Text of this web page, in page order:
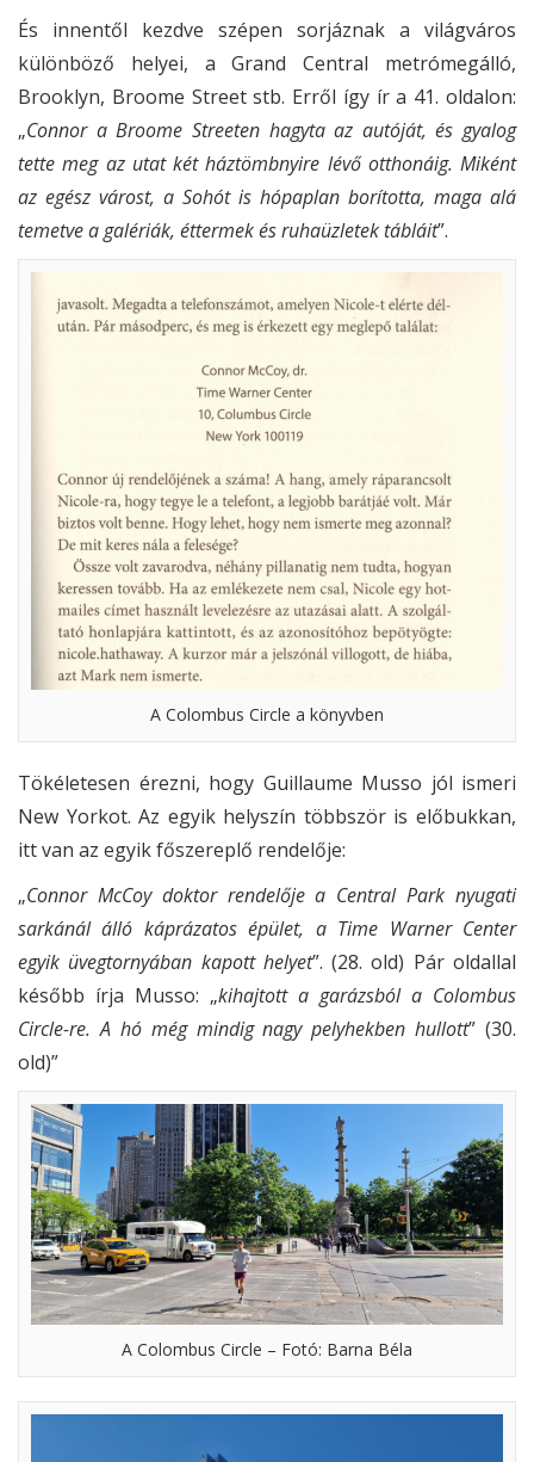
És innentől kezdve szépen sorjáznak a világváros
különböző helyei, a Grand Central metrómegálló,
Brooklyn, Broome Street stb. Erről így ír a 41. oldalon:
„Connor a Broome Streeten hagyta az autóját, és gyalog
tette meg az utat két háztömbnyire lévő otthonáig. Miként
az egész várost, a Sohót is hópaplan borította, maga alá
temetve a galériák, éttermek és ruhaüzletek tábláit”.
A Colombus Circle a könyvben
Tökéletesen érezni, hogy Guillaume Musso jól ismeri
New Yorkot. Az egyik helyszín többször is előbukkan,
itt van az egyik főszereplő rendelője:
„Connor McCoy doktor rendelője a Central Park nyugati
sarkánál álló káprázatos épület, a Time Warner Center
egyik üvegtornyában kapott helyet”. (28. old) Pár oldallal
később írja Musso: „kihajtott a garázsból a Colombus
Circle-re. A hó még mindig nagy pelyhekben hullott” (30.
old)”
A Colombus Circle – Fotó: Barna Béla